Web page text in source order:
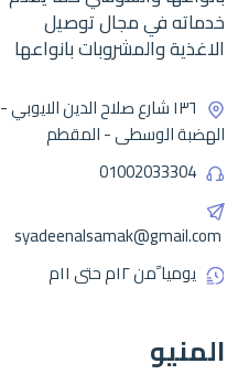
خدماته في مجال توصيل
الاغذية والمشروبات بانواعها
١٣٦ شارع صلاح الدين الايوبي -
الهضبة الوسطى - المقطم
01002033304
syadeenalsamak@gmail.com
يوميا ًمن ١٢م حتى ١١م
المنيو